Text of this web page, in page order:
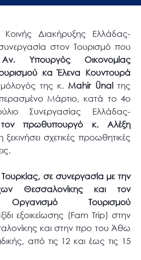
Κοινής Διακήρυξης Ελλάδας-
στον Τουρισμό που
Αν. Υπουργός Οικονομίας
κα Έλενα Κουντουρά
της κ. Mahir Ünalτης
Μάρτιο, κατά το 4ο
Συνεργασίας Ελλάδας-
πρωθυπουργό κ. Αλέξη
σχετικές προωθητικές
σε συνεργασία με την
Θεσσαλονίκης και τον
Τουρισμού
εξοικείωσης (Fam Trip) στην
και στην προ του Άθω
από τις 12 και έως τις 15